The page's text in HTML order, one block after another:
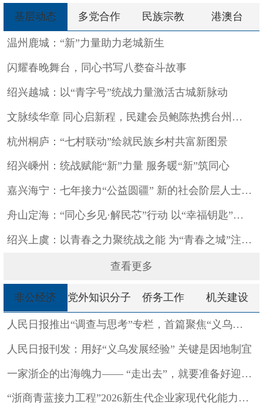
基层动态 多党合作 民族宗教 港澳台
温州鹿城：“新”力量助力老城新生
闪耀春晚舞台，同心书写八婺奋斗故事
绍兴越城：以“青字号”统战力量激活古城新脉动
文脉续华章 同心启新程，民建会员鲍陈热携台州乱弹亮相央视舞台
杭州桐庐：“七村联动”绘就民族乡村共富新图景
绍兴嵊州：统战赋能“新”力量 服务暖“新”筑同心
嘉兴海宁：七年接力“公益圆疆” 新的社会阶层人士携手共绘“山...
舟山定海：“同心乡见·解民芯”行动 以“幸福钥匙”解锁共富密...
绍兴上虞：以青春之力聚统战之能 为“青春之城”注入澎湃动能
查看更多
非公经济 党外知识分子 侨务工作 机关建设
人民日报推出“调查与思考”专栏，首篇聚焦“义乌发展经验”
人民日报刊发：用好“义乌发展经验” 关键是因地制宜
一家浙企的出海魄力—— “走出去”，就要准备好迎接挑战
“浙商青蓝接力工程”2026新生代企业家现代化能力提升计划 ...